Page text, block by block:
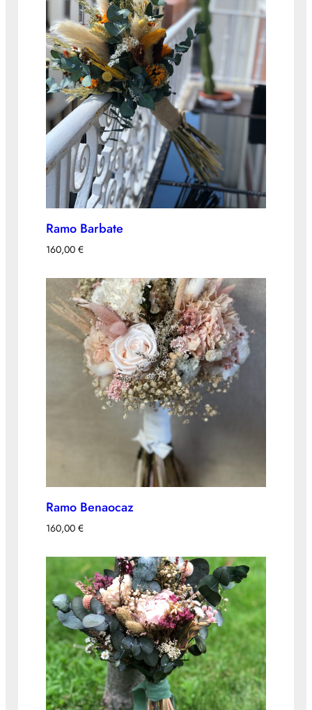
Ramo Barbate
160,00 €
Ramo Benaocaz
160,00 €